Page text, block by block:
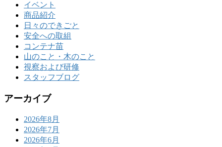
イベント
商品紹介
日々のできごと
安全への取組
コンテナ苗
山のこと・木のこと
視察および研修
スタッフブログ
アーカイブ
2026年8月
2026年7月
2026年6月